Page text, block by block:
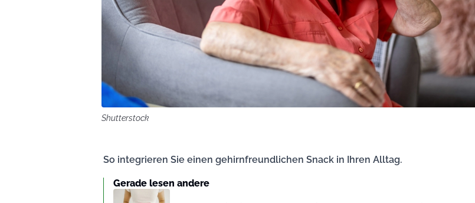
Shutterstock
So integrieren Sie einen gehirnfreundlichen Snack in Ihren Alltag.
Gerade lesen andere